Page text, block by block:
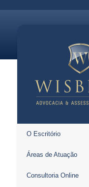
O Escritório
Áreas de Atuação
Consultoria Online